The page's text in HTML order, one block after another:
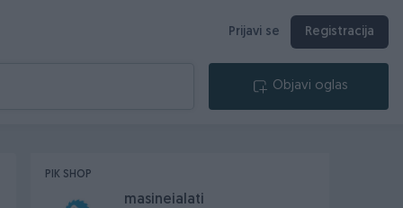
Prijavi se Registracija
Objavi oglas
PIK SHOP
masineialati